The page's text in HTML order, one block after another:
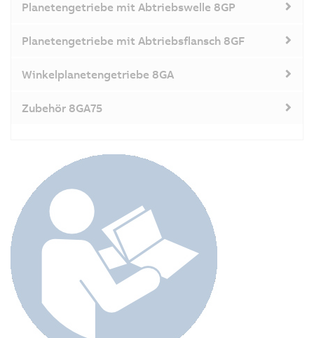
Planetengetriebe mit Abtriebswelle 8GP
Planetengetriebe mit Abtriebsflansch 8GF
Winkelplanetengetriebe 8GA
Zubehör 8GA75